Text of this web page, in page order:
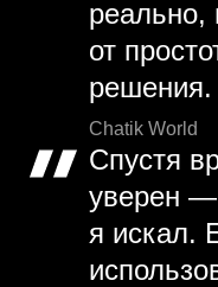
от
решения.
Chatik World
Спустя
уверен —
я искал.